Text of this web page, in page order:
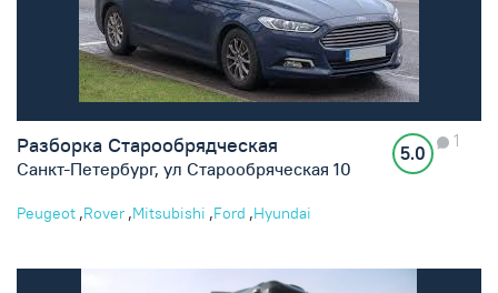
Разборка Старообрядческая
Санкт-Петербург, ул Старообряческая 10
5.0
1
Peugeot ,Rover ,Mitsubishi ,Ford ,Hyundai